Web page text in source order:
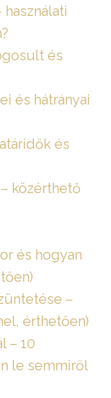
és
és hátrányai
és
közérthető
és hogyan
–
érthetően)
– 10
le semmiről